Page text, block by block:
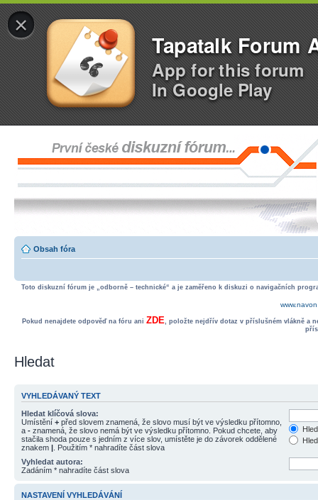
×
Tapatalk Forum
App for this forum
In Google Play
Obsah fóra
Toto diskuzní fórum je „odborně – technické“ a je zaměřeno k diskuzi o navigačních
Pokud nenajdete odpověď na fóru ani ZDE, položte nejdřív dotaz v příslušném vlákně a
Hledat
VYHLEDÁVANÝ TEXT
Hledat klíčová slova:
Umístění + před slovem znamená, že slovo musí být ve výsledku přítomno,
a - znamená, že slovo nemá být ve výsledku přítomno. Pokud chcete, aby
stačila shoda pouze s jedním z více slov, umístěte je do závorek oddělené
znakem | . Použitím * nahradíte část slova
Vyhledat autora:
Zadáním * nahradíte část slova
NASTAVENÍ VYHLEDÁVÁNÍ